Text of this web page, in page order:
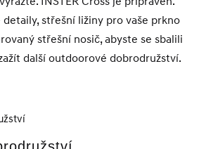
střešní ližiny pro vaše prkno
střešní nosič, abyste se sbalili
další outdoorové dobrodružství.